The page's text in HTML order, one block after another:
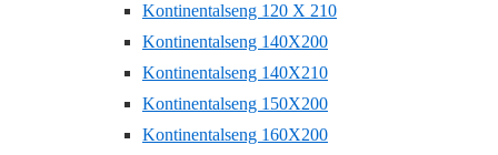
Kontinentalseng 120 X 210
Kontinentalseng 140X200
Kontinentalseng 140X210
Kontinentalseng 150X200
Kontinentalseng 160X200